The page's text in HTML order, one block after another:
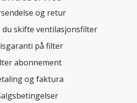
og retur
skifte ventilasjonsfilter
på filter
abonnement
og faktura